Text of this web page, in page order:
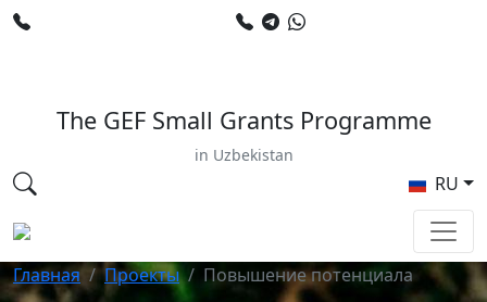
The GEF Small Grants Programme
in Uzbekistan
RU
Главная Проекты Повышение потенциала